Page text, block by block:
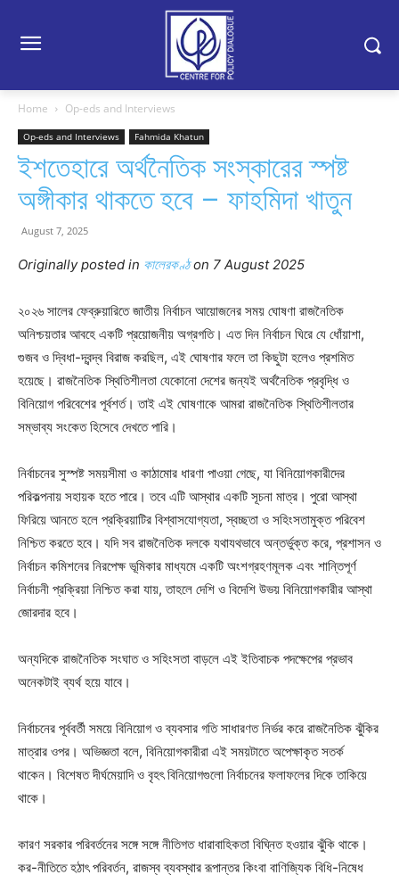
Home Op-eds and Interviews
Op-eds and Interviews Fahmida Khatun
ইশতেহারে অর্থনৈতিক সংস্কারের স্পষ্ট
অঙ্গীকার থাকতে হবে – ফাহমিদা খাতুন
August 7, 2025
Originally posted in কালেরকণ্ঠon 7 August 2025
২০২৬ সালের ফেব্রুয়ারিতে জাতীয় নির্বাচন আয়োজনের সময় ঘোষণা রাজনৈতিক
অনিশ্চয়তার আবহে একটি প্রয়োজনীয় অগ্রগতি। এত দিন নির্বাচন ঘিরে যে ধোঁয়াশা,
গুজব ও দ্বিধা-দ্বন্দ্ব বিরাজ করছিল, এই ঘোষণার ফলে তা কিছুটা হলেও প্রশমিত
হয়েছে। রাজনৈতিক স্থিতিশীলতা যেকোনো দেশের জন্যই অর্থনৈতিক প্রবৃদ্ধি ও
বিনিয়োগ পরিবেশের পূর্বশর্ত। তাই এই ঘোষণাকে আমরা রাজনৈতিক স্থিতিশীলতার
সম্ভাব্য সংকেত হিসেবে দেখতে পারি।
নির্বাচনের সুস্পষ্ট সময়সীমা ও কাঠামোর ধারণা পাওয়া গেছে, যা বিনিয়োগকারীদের
পরিকল্পনায় সহায়ক হতে পারে। তবে এটি আস্থার একটি সূচনা মাত্র। পুরো আস্থা
ফিরিয়ে আনতে হলে প্রক্রিয়াটির বিশ্বাসযোগ্যতা, স্বচ্ছতা ও সহিংসতামুক্ত পরিবেশ
নিশ্চিত করতে হবে। যদি সব রাজনৈতিক দলকে যথাযথভাবে অন্তর্ভুক্ত করে, প্রশাসন ও
নির্বাচন কমিশনের নিরপেক্ষ ভূমিকার মাধ্যমে একটি অংশগ্রহণমূলক এবং শান্তিপূর্ণ
নির্বাচনী প্রক্রিয়া নিশ্চিত করা যায়, তাহলে দেশি ও বিদেশি উভয় বিনিয়োগকারীর আস্থা
জোরদার হবে।
অন্যদিকে রাজনৈতিক সংঘাত ও সহিংসতা বাড়লে এই ইতিবাচক পদক্ষেপের প্রভাব
অনেকটাই ব্যর্থ হয়ে যাবে।
নির্বাচনের পূর্ববর্তী সময়ে বিনিয়োগ ও ব্যবসার গতি সাধারণত নির্ভর করে রাজনৈতিক ঝুঁকির
মাত্রার ওপর। অভিজ্ঞতা বলে, বিনিয়োগকারীরা এই সময়টাতে অপেক্ষাকৃত সতর্ক
থাকেন। বিশেষত দীর্ঘমেয়াদি ও বৃহৎ বিনিয়োগগুলো নির্বাচনের ফলাফলের দিকে তাকিয়ে
থাকে।
কারণ সরকার পরিবর্তনের সঙ্গে সঙ্গে নীতিগত ধারাবাহিকতা বিঘ্নিত হওয়ার ঝুঁকি থাকে।
কর-নীতিতে হঠাৎ পরিবর্তন, রাজস্ব ব্যবস্থার রূপান্তর কিংবা বাণিজ্যিক বিধি-নিষেধ